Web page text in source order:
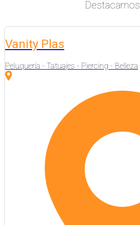
Destacamos
Vanity Plas
Peluquería - Tatuajes - Piercing - Belleza